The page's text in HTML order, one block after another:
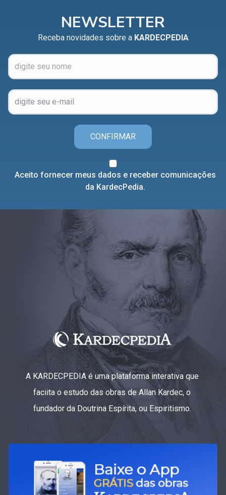
NEWSLETTER
Receba novidades sobre a KARDECPEDIA
CONFIRMAR
Aceito fornecer meus dados e receber comunicações
da KardecPedia.
A KARDECPEDIA é uma plataforma interativa que
faciita o estudo das obras de Allan Kardec, o
fundador da Doutrina Espírita, ou Espiritismo.